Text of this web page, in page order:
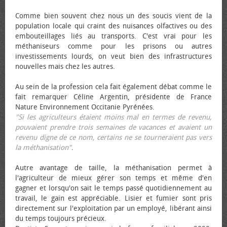
Comme bien souvent chez nous un des soucis vient de la
population locale qui craint des nuisances olfactives ou des
embouteillages liés au transports. C'est vrai pour les
méthaniseurs comme pour les prisons ou autres
investissements lourds, on veut bien des infrastructures
nouvelles mais chez les autres.
Au sein de la profession cela fait également débat comme le
fait remarquer Céline Argentin, présidente de France
Nature Environnement Occitanie Pyrénées.
"Si les agriculteurs étaient moins mal en termes de revenu,
pouvaient prendre trois semaines de vacances et avaient un
revenu digne de ce nom, certains ne se tourneraient pas vers
la méthanisation".
Autre avantage de taille, la méthanisation permet à
l'agriculteur de mieux gérer son temps et même d'en
gagner et lorsqu'on sait le temps passé quotidiennement au
travail, le gain est appréciable. Lisier et fumier sont pris
directement sur l'exploitation par un employé, libérant ainsi
du temps toujours précieux.